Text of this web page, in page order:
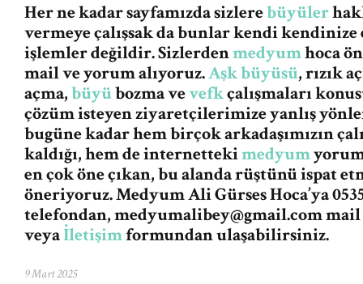
Her ne kadar sayfamızda sizlerebüyüler
vermeye çalışsak da bunlar kendi
işlemler değildir. Sizlerdenmedyumhoca
mail ve yorum alıyoruz.Aşk büyüsü, rızık
açma,büyübozma vevefkçalışmaları
çözüm isteyen ziyaretçilerimize yanlış
bugüne kadar hem birçok arkadaşımızın
kaldığı, hem de internettekimedyum
en çok öne çıkan, bu alanda rüştünü ispat
öneriyoruz. Medyum Ali Gürses Hoca’ya
telefondan,medyumalibey@gmail.commail
veyaİletişimformundan ulaşabilirsiniz.
9 Mart 2025